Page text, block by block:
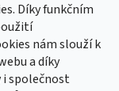
Díky funkčním
nám slouží k
a díky
i společnost